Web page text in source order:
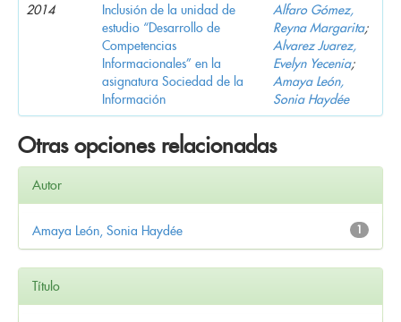
2014
Inclusión de la unidad de
estudio “Desarrollo de
Competencias
Informacionales” en la
asignatura Sociedad de la
Información
Alfaro Gómez,
Reyna Margarita;
Alvarez Juarez,
Evelyn Yecenia;
Amaya León,
Sonia Haydée
Otras opciones relacionadas
Autor
1
Amaya León, Sonia Haydée
Título